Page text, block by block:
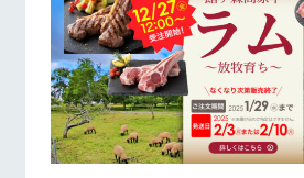
フラワー
ガーデン
花のある美しい
自然環境の中、
季節の移り変わ
りを存分に味わ
う
動
れ
触れて、
て、学ぶ
森の雄大
なかで動
れあう
ArkFarm Wedding
お知らせ
ブログ
イベント/フェア レストラン/BBQ